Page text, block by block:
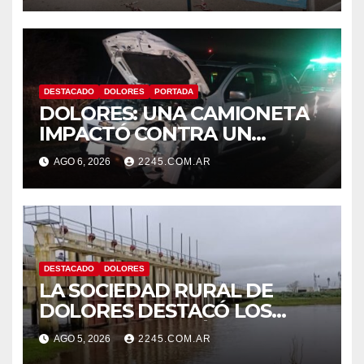
CIUDAD
DESTACADO DOLORES PORTADA
DOLORES: UNA CAMIONETA
IMPACTÓ CONTRA UN
ANIMAL VACUNO EN LA RUTA
63
AGO 6, 2026 2245.COM.AR
DESTACADO DOLORES
LA SOCIEDAD RURAL DE
DOLORES DESTACÓ LOS
TRABAJOS HIDRÁULICOS
REALIZADOS EN EL CANAL 1
AGO 5, 2026 2245.COM.AR